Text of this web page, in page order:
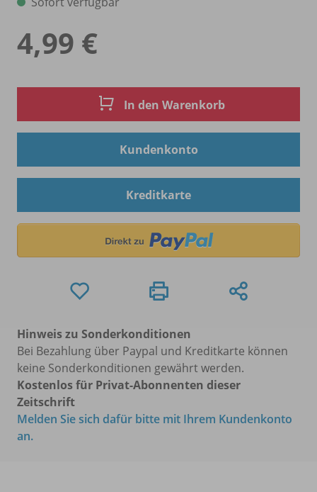
4,99 €
In den Warenkorb
Kundenkonto
Kreditkarte
Hinweis zu Sonderkonditionen
Bei Bezahlung über Paypal und Kreditkarte können
keine Sonderkonditionen gewährt werden.
Kostenlos für Privat-Abonnenten dieser
Zeitschrift
Melden Sie sich dafür bitte mit Ihrem Kundenkonto
an.